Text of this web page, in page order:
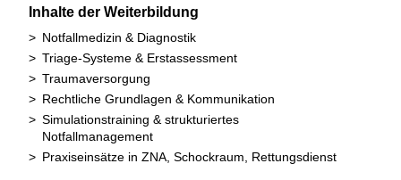
Inhalte der Weiterbildung
Notfallmedizin & Diagnostik
Triage-Systeme & Erstassessment
Traumaversorgung
Rechtliche Grundlagen & Kommunikation
Simulationstraining & strukturiertes
Notfallmanagement
Praxiseinsätze in ZNA, Schockraum, Rettungsdienst